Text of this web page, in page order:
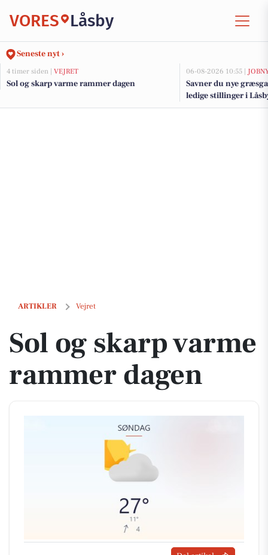
VORES Låsby
Seneste nyt ›
4 timer siden | VEJRET
Sol og skarp varme rammer dagen
06-08-2026 10:55 |
Savner du nye
ledige stillinger i
ARTIKLER Vejret
Sol og skarp varme rammer dagen
Sol og skarp varme
rammer dagen